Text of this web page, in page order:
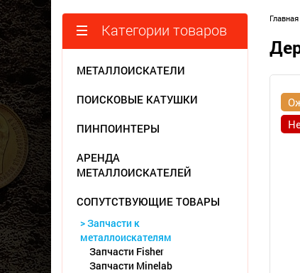
Категории товаров
МЕТАЛЛОИСКАТЕЛИ
ПОИСКОВЫЕ КАТУШКИ
ПИНПОИНТЕРЫ
АРЕНДА
МЕТАЛЛОИСКАТЕЛЕЙ
СОПУТСТВУЮЩИЕ ТОВАРЫ
> Запчасти к
металлоискателям
Запчасти Fisher
Запчасти Minelab
Главная